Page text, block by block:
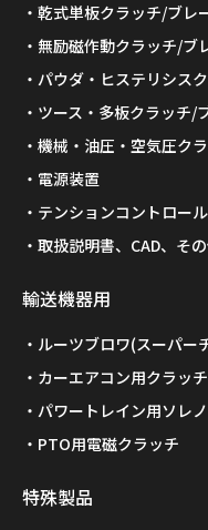
乾式単板クラッチ/ブレ
無励磁作動クラッチ/ブ
パウダ・ヒステリシス
ツース・多板クラッチ/
機械・油圧・空気圧ク
電源装置
テンションコントロー
取扱説明書、CAD、そ
輸送機器用
ルーツブロワ(スーパー
カーエアコン用クラッチ
パワートレイン用ソレ
PTO用電磁クラッチ
特殊製品